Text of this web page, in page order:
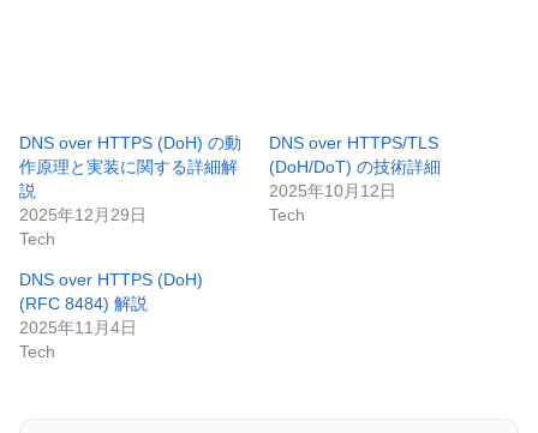
DNS over HTTPS (DoH) の動
作原理と実装に関する詳細解
説
2025年12月29日
Tech
DNS over HTTPS/TLS
(DoH/DoT) の技術詳細
2025年10月12日
Tech
DNS over HTTPS (DoH)
(RFC 8484) 解説
2025年11月4日
Tech